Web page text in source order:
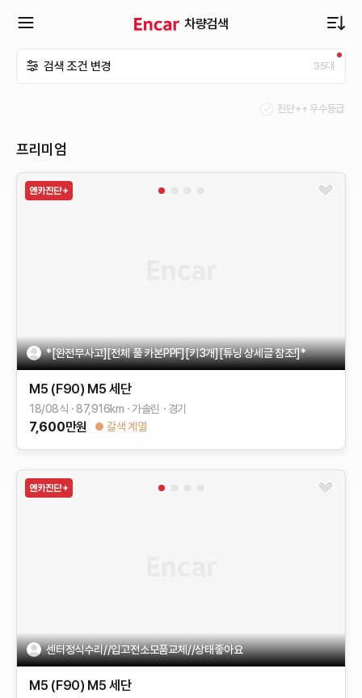
차량검색
뉴
검색 조건 변경 35대
진단++ 우수등급
프리미엄
*[완전무사고][전체 풀 카본PPF][키3개][튜닝 상세글 참조!]*
M5 (F90) M5 세단
18/08식 87,916km 가솔린 경기
7,600만원 갈색 계열
센터정식수리//입고전소모품교체//상태좋아요
M5 (F90) M5 세단